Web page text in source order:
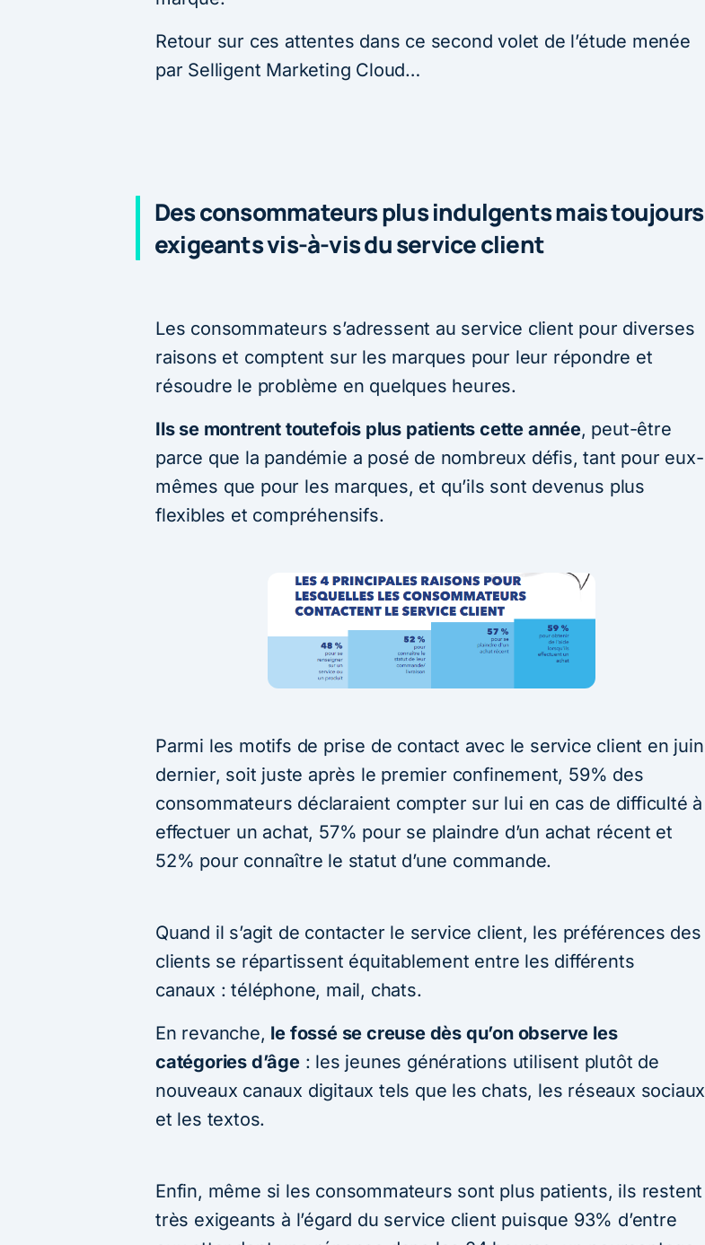
Retour sur ces attentes dans ce second volet de l’étude menée
par Selligent Marketing Cloud…
Des consommateurs plus indulgents mais toujours
exigeants vis-à-vis du service client
Les consommateurs s’adressent au service client pour diverses
raisons et comptent sur les marques pour leur répondre et
résoudre le problème en quelques heures.
Ils se montrent toutefois plus patients cette année, peut-être
parce que la pandémie a posé de nombreux défis, tant pour eux-
mêmes que pour les marques, et qu’ils sont devenus plus
flexibles et compréhensifs.
Parmi les motifs de prise de contact avec le service client en juin
dernier, soit juste après le premier confinement, 59% des
consommateurs déclaraient compter sur lui en cas de difficulté à
effectuer un achat, 57% pour se plaindre d’un achat récent et
52% pour connaître le statut d’une commande.
Quand il s’agit de contacter le service client, les préférences des
clients se répartissent équitablement entre les différents
canaux : téléphone, mail, chats.
En revanche, le fossé se creuse dès qu’on observe les
catégories d’âge: les jeunes générations utilisent plutôt de
nouveaux canaux digitaux tels que les chats, les réseaux sociaux
et les textos.
Enfin, même si les consommateurs sont plus patients, ils restent
très exigeants à l’égard du service client puisque 93% d’entre